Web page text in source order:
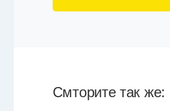
Смторите так же: